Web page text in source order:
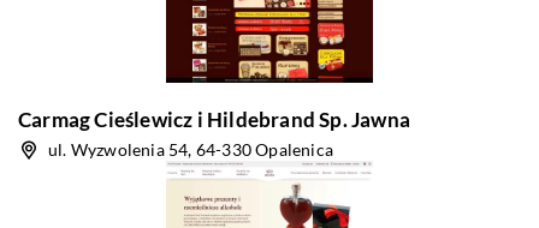
Carmag Cieślewicz i Hildebrand Sp. Jawna
ul. Wyzwolenia 54, 64-330 Opalenica